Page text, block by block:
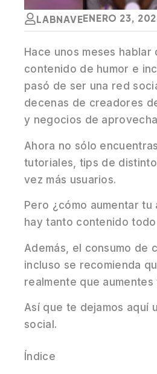
LABNAVEENERO 23,
Hace unos meses
contenido de humor e
pasó de ser una red
decenas de creadores
y negocios de
Ahora no sólo
tutoriales, tips de
vez más usuarios.
Pero ¿cómo aumentar
hay tanto contenido
Además, el consumo de
incluso se recomienda
realmente que
Así que te dejamos aquí
social.
Índice